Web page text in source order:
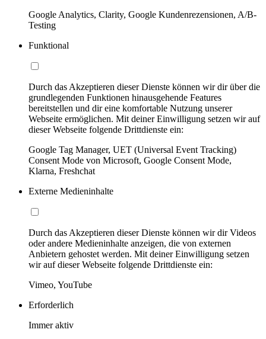
Google Analytics, Clarity, Google Kundenrezensionen, A/B-
Testing
Funktional
Durch das Akzeptieren dieser Dienste können wir dir über die
grundlegenden Funktionen hinausgehende Features
bereitstellen und dir eine komfortable Nutzung unserer
Webseite ermöglichen. Mit deiner Einwilligung setzen wir auf
dieser Webseite folgende Drittdienste ein:
Google Tag Manager, UET (Universal Event Tracking)
Consent Mode von Microsoft, Google Consent Mode,
Klarna, Freshchat
Externe Medieninhalte
Durch das Akzeptieren dieser Dienste können wir dir Videos
oder andere Medieninhalte anzeigen, die von externen
Anbietern gehostet werden. Mit deiner Einwilligung setzen
wir auf dieser Webseite folgende Drittdienste ein:
Vimeo, YouTube
Erforderlich
Immer aktiv